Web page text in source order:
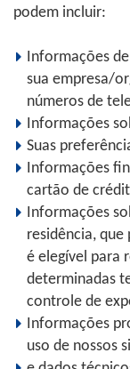
podem incluir:
Informações
sua empresa/
números de
Informações
Suas
Informações
cartão de
Informações
residência,
é elegível para
determinadas
controle de
Informações
uso de nossos